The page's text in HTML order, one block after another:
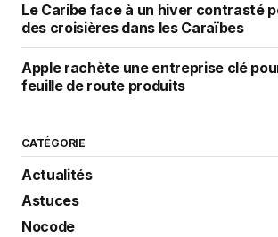
Le Caribe face à un hiver contrasté
des croisières dans les Caraïbes
Apple rachète une entreprise clé
feuille de route produits
CATÉGORIE
Actualités
Astuces
Nocode